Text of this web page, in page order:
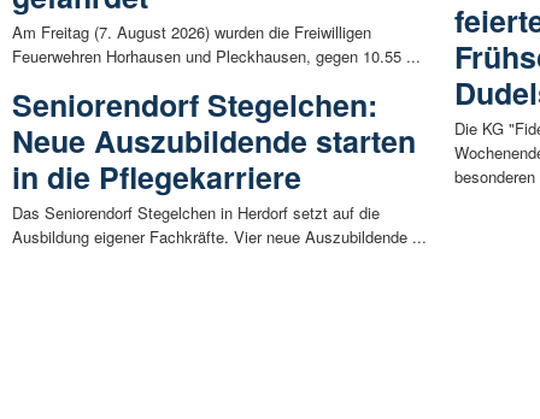
Am Freitag (7. August 2026) wurden die Freiwilligen
Feuerwehren Horhausen und Pleckhausen, gegen 10.55 ...
Seniorendorf Stegelchen:
Neue Auszubildende starten
in die Pflegekarriere
Das Seniorendorf Stegelchen in Herdorf setzt auf die
Ausbildung eigener Fachkräfte. Vier neue Auszubildende ...
Die KG